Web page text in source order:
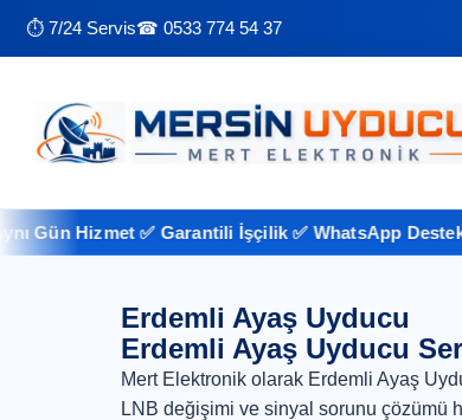
⏱ 7/24 Servis☎ 0533 774 54 37
Gün Hizmet ✅ Garantili İşçilik ✅ WhatsApp Destek 📞
Erdemli Ayaş Uyducu
Erdemli Ayaş Uyducu
Mert Elektronik olarak Erdemli Ayaş
LNB değişimi ve sinyal sorunu çözümü